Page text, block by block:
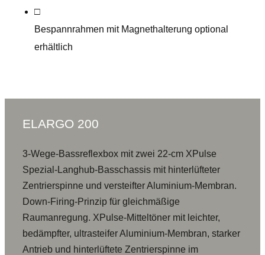
□
Bespannrahmen mit Magnethalterung optional
erhältlich
ELARGO 200
3-Wege-Bassreflexbox mit zwei 22-cm XPulse
Spezial-Langhub-Basschassis mit hinterlüfteter
Zentrierspinne und versteifter Aluminium-Membran.
Down-Firing-Prinzip für gleichmäßige
Raumanregung. XPulse-Mitteltöner mit leichter,
bedämpfter, ultrasteifer Aluminium-Membran, starker
Antrieb und hinterlüftete Zentrierspinne im